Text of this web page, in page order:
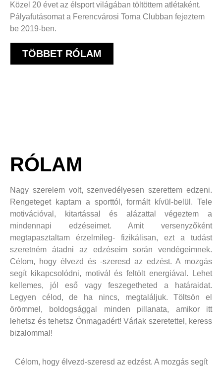
Közel 20 évet az élsport világában töltöttem atlétaként.
Pályafutásomat a Ferencvárosi Torna Clubban fejeztem
be 2019-ben.
TÖBBET RÓLAM
RÓLAM
Nagy szerelem volt, szenvedélyesen szerettem edzeni.
Rengeteget kaptam a sporttól, formált kívül-belül. Tele
motivációval, kitartással és alázattal végeztem a
mindennapi edzéseimet. Amit versenyzőként
megtapasztaltam érzelmileg- fizikálisan, ezt a tudást
szeretném átadni az edzéseim során vendégeimnek.
Célom, hogy élvezd és -szeresd az edzést. A mozgás
segít kikapcsolódni, motivál és feltölt energiával. Lehet
kellemes, jól eső vagy feszegetheted a határaidat.
Legyen célod, de ha nincs, megtaláljuk. Töltsön el
örömmel, boldogsággal minden pillanata, amikor itt
lehetsz és tehetsz Önmagadért! Várlak szeretettel, keress
bizalommal!
Célom, hogy élvezd-szeresd az edzést. A mozgás segít